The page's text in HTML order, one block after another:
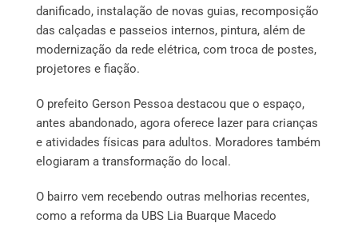
danificado, instalação de novas guias, recomposição
das calçadas e passeios internos, pintura, além de
modernização da rede elétrica, com troca de postes,
projetores e fiação.
O prefeito Gerson Pessoa destacou que o espaço,
antes abandonado, agora oferece lazer para crianças
e atividades físicas para adultos. Moradores também
elogiaram a transformação do local.
O bairro vem recebendo outras melhorias recentes,
como a reforma da UBS Lia Buarque Macedo